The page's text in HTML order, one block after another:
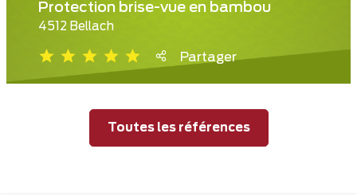
Protection brise-vue en bambou
4512 Bellach
Partager
Toutes les références